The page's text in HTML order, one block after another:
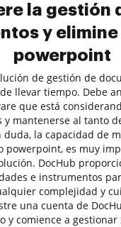
la gestión
y elimine
powerpoint
de gestión de
llevar tiempo. Debe
que está
y mantenerse al tanto
la capacidad de
powerpoint, es muy
DocHub
e instrumentos
complejidad y
una cuenta de
y comience a